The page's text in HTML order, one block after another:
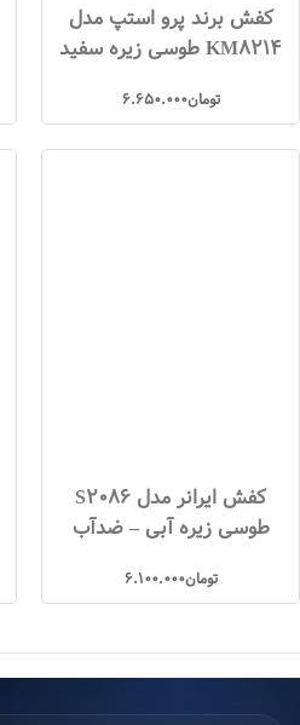
کفش برند پرو استپ مدل
KM8214 طوسی زیره سفید
تومان6.650.000
کفش ایرانر مدل S2086
طوسی زیره آبی – ضدآب
تومان6.100.000